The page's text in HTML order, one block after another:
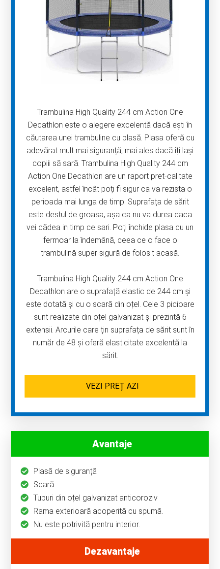
Trambulina High Quality 244 cm Action One
Decathlon este o alegere excelentă dacă ești în
căutarea unei trambuline cu plasă. Plasa oferă cu
adevărat mult mai siguranță, mai ales dacă îți lași
copiii să sară. Trambulina High Quality 244 cm
Action One Decathlon are un raport pret-calitate
excelent, astfel încât poți fi sigur ca va rezista o
perioada mai lunga de timp. Suprafața de sărit
este destul de groasa, aşa ca nu va durea daca
vei cădea in timp ce sari. Poți închide plasa cu un
fermoar la îndemână, ceea ce o face o
trambulină super sigură de folosit acasă.
Trambulina High Quality 244 cm Action One
Decathlon are o suprafață elastic de 244 cm și
este dotată și cu o scară din oțel. Cele 3 picioare
sunt realizate din oțel galvanizat și prezintă 6
extensii. Arcurile care țin suprafața de sărit sunt în
număr de 48 și oferă elasticitate excelentă la
sărit.
VEZI PREȚ AZI
Avantaje
Plasă de siguranță
Scară
Tuburi din oțel galvanizat anticoroziv
Rama exterioară acoperită cu spumă.
Nu este potrivită pentru interior.
Dezavantaje